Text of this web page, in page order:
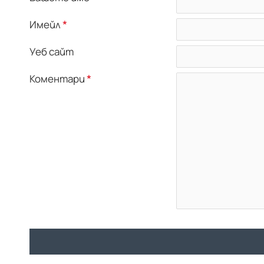
Имейл
Уеб сайт
Коментари